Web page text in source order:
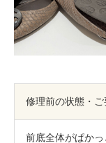
カバンの修理
印鑑・はんこの作製
修理前の状態・ご
前底全体がぱか